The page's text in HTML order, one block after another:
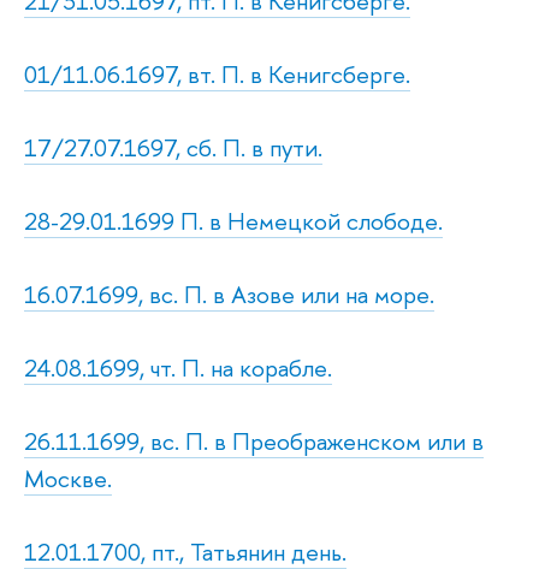
01/11.06.1697, вт. П. в Кенигсберге.
17/27.07.1697, сб. П. в пути.
28-29.01.1699 П. в Немецкой слободе.
16.07.1699, вс. П. в Азове или на море.
24.08.1699, чт. П. на корабле.
26.11.1699, вс. П. в Преображенском или в
Москве.
12.01.1700, пт., Татьянин день.